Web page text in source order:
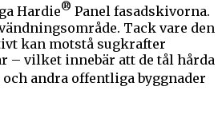
Hardie® Panel fasadskivorna.
Tack vare den
kan motstå sugkrafter
– vilket innebär att de tål hårda
andra offentliga byggnader